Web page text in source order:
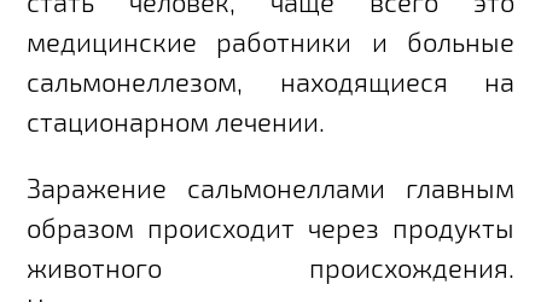
медицинские работники и больные
сальмонеллезом, находящиеся на
стационарном лечении.
Заражение сальмонеллами главным
образом происходит через продукты
животного происхождения.